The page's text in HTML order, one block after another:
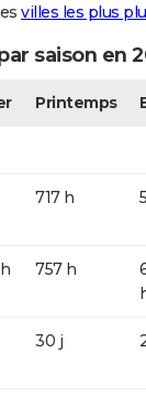
villes les plus
saison en
Printemps
717 h
757 h
30 j